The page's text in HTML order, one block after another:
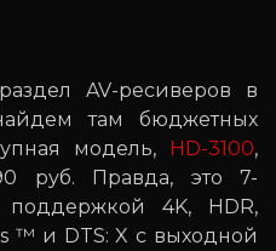
AV-ресиверов в
там бюджетных
модель, HD-3100,
руб. Правда, это 7-
4K, HDR,
™ и DTS: X с выходной